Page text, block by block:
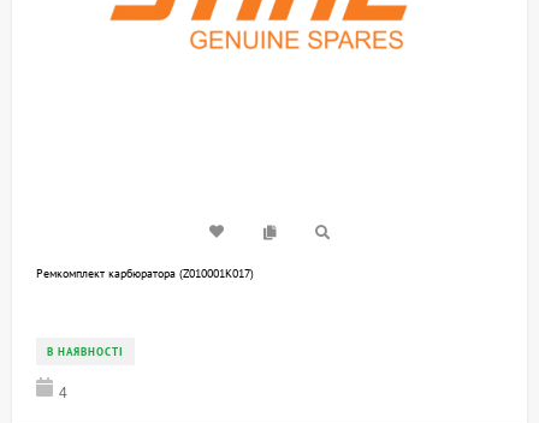
Ремкомплект карбюратора (Z010001K017)
В НАЯВНОСТІ
4